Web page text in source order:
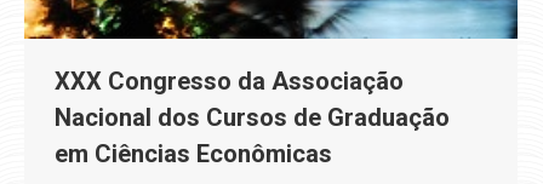
XXX Congresso da Associação
Nacional dos Cursos de Graduação
em Ciências Econômicas